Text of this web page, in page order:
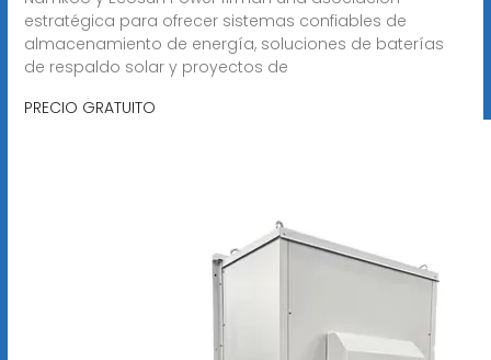
estratégica para ofrecer sistemas confiables de
almacenamiento de energía, soluciones de baterías
de respaldo solar y proyectos de
PRECIO GRATUITO